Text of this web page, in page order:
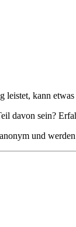
leistet, kann
davon sein?
und